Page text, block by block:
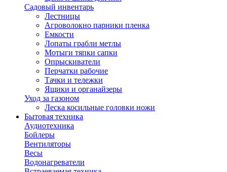
Садовый инвентарь
Лестницы
Агроволокно парники пленка
Емкости
Лопаты грабли метлы
Мотыги тяпки сапки
Опрыскиватели
Перчатки рабочие
Тачки и тележки
Ящики и органайзеры
Уход за газоном
Леска косильные головки ножи
Бытовая техника
Аудиотехника
Бойлеры
Вентиляторы
Весы
Водонагреватели